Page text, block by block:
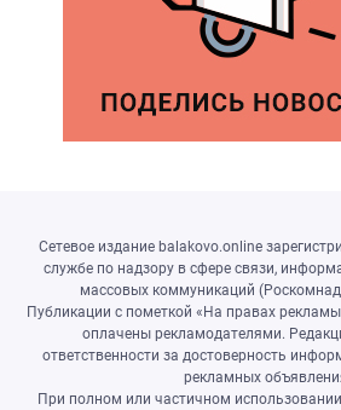
Сетевое издание balakovo.online
службе по надзору в сфере связи,
массовых коммуникаций
Публикации с пометкой «На правах
оплачены рекламодателями.
ответственности за достоверность
рекламных
При полном или частичном